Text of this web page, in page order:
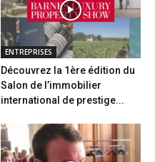
ENTREPRISES
Découvrez la 1ère édition du
Salon de l’immobilier
international de prestige...